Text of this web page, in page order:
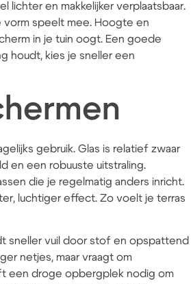
en makkelijker verplaatsbaar.
speelt mee. Hoogte en
in je tuin oogt. Een goede
houdt, kies je sneller een
gebruik. Glas is relatief zwaar
en een robuuste uitstraling.
die je regelmatig anders inricht.
luchtiger effect. Zo voelt je terras
sneller vuil door stof en opspattend
netjes, maar vraagt om
een droge opbergplek nodig om